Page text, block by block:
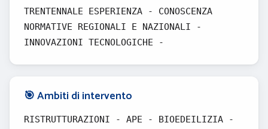
TRENTENNALE ESPERIENZA - CONOSCENZA
NORMATIVE REGIONALI E NAZIONALI -
INNOVAZIONI TECNOLOGICHE -
🎯 Ambiti di intervento
RISTRUTTURAZIONI - APE - BIOEDEILIZIA -